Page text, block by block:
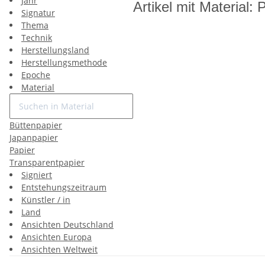
Signatur
Thema
Technik
Herstellungsland
Herstellungsmethode
Epoche
Material
Büttenpapier
Japanpapier
Papier
Transparentpapier
Signiert
Entstehungszeitraum
Künstler / in
Land
Ansichten Deutschland
Ansichten Europa
Ansichten Weltweit
Artikel mit Material: